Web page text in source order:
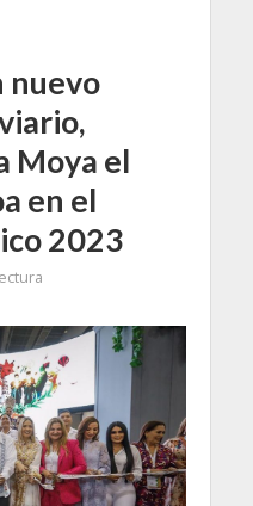
nuevo
Moya el
en el
2023